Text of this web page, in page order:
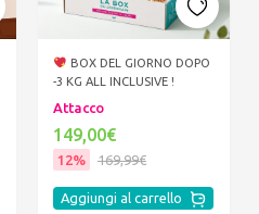
BOX DEL GIORNO DOPO
-3 KG ALL INCLUSIVE !
Attacco
149,00€
12% 169,99€
Aggiungi al carrello